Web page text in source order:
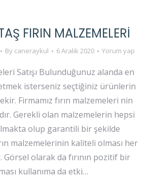
FIRIN MALZEMELERI
By caneraykul 6 Aralık 2020 Yorum yap
Satışı Bulunduğunuz alanda en
isterseniz seçtiğiniz ürünlerin
Firmamız fırın malzemeleri nin
Gerekli olan malzemelerin hepsi
olup garantili bir şekilde
malzemelerinin kaliteli olması her
Görsel olarak da fırının pozitif bir
kullanıma da etki…